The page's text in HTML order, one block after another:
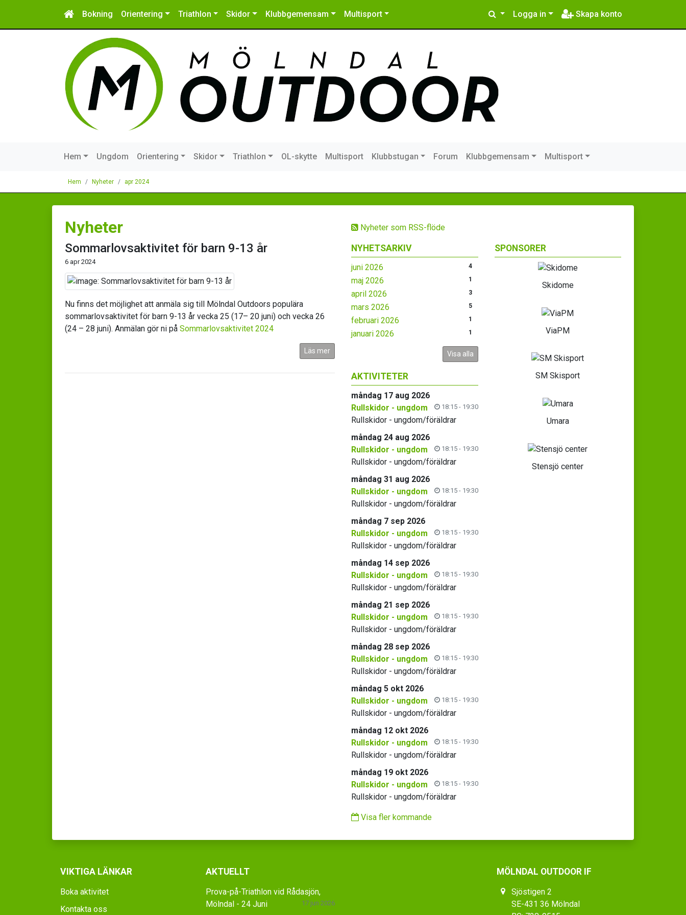
Bokning Orientering Triathlon Skidor Klubbgemensam Multisport Logga in Skapa konto
Hem Ungdom Orientering Skidor Triathlon OL-skytte Multisport Klubbstugan Forum Klubbgemensam Multisport
Hem Nyheter apr 2024
Nyheter som RSS-flöde
NYHETSARKIV
juni 2026 4
maj 2026 1
april 2026 3
mars 2026 5
februari 2026 1
januari 2026 1
Visa alla
AKTIVITETER
måndag 17 aug 2026
Rullskidor - ungdom
18:15 - 19:30
Rullskidor - ungdom/föräldrar
måndag 24 aug 2026
Rullskidor - ungdom
18:15 - 19:30
Rullskidor - ungdom/föräldrar
måndag 31 aug 2026
Rullskidor - ungdom
18:15 - 19:30
Rullskidor - ungdom/föräldrar
måndag 7 sep 2026
Rullskidor - ungdom
18:15 - 19:30
Rullskidor - ungdom/föräldrar
måndag 14 sep 2026
Rullskidor - ungdom
18:15 - 19:30
Rullskidor - ungdom/föräldrar
måndag 21 sep 2026
Rullskidor - ungdom
18:15 - 19:30
Rullskidor - ungdom/föräldrar
måndag 28 sep 2026
Rullskidor - ungdom
18:15 - 19:30
Rullskidor - ungdom/föräldrar
måndag 5 okt 2026
Rullskidor - ungdom
18:15 - 19:30
Rullskidor - ungdom/föräldrar
måndag 12 okt 2026
Rullskidor - ungdom
18:15 - 19:30
Rullskidor - ungdom/föräldrar
måndag 19 okt 2026
Rullskidor - ungdom
18:15 - 19:30
Rullskidor - ungdom/föräldrar
Visa fler kommande
Nyheter
Sommarlovsaktivitet för barn 9-13 år
6 apr 2024
Nu finns det möjlighet att anmäla sig till Mölndal Outdoors populära
sommarlovsaktivitet för barn 9-13 år vecka 25 (17– 20 juni) och vecka 26
(24 – 28 juni). Anmälan gör ni på Sommarlovsaktivitet 2024
Läs mer
SPONSORER
Skidome
ViaPM
SM Skisport
Umara
Stensjö center
VIKTIGA LÄNKAR
Boka aktivitet
Kontakta oss
AKTUELLT
Prova-på-Triathlon vid Rådasjön,
Mölndal - 24 Juni
17 jun 2026
MÖLNDAL OUTDOOR IF
Sjöstigen 2
SE-431 36 Mölndal